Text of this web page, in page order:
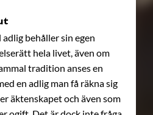
behåller sin egen
hela livet, även om
tradition anses en
en adlig man få räkna sig
äktenskapet och även som